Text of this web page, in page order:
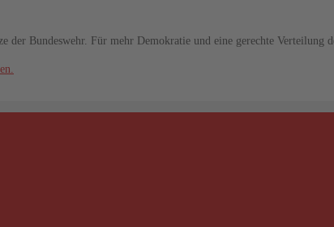
Bundeswehr. Für mehr Demokratie und eine gerechte Verteilung